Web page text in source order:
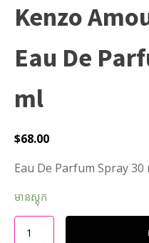
Kenzo
Eau De
ml
$68.00
Eau De Parfum Spray 30
មានស្តុក